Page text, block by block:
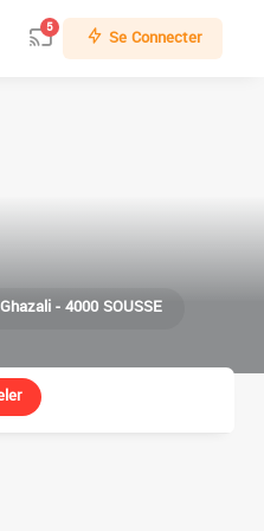
5 Se Connecter
- 4000 SOUSSE